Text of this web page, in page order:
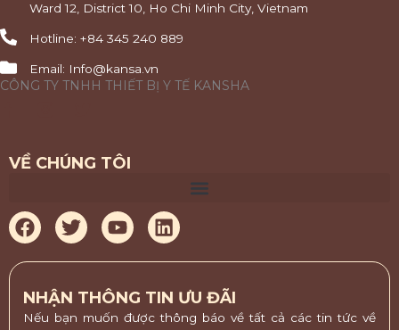
Ward 12, District 10, Ho Chi Minh City, Vietnam
Hotline: +84 345 240 889
Email: Info@kansa.vn
CÔNG TY TNHH THIẾT BỊ Y TẾ KANSHA
e
b
k
-
t
t
VỀ CHÚNG TÔI
F
a
c
b
o
T
w
i
t
e
Y
o
u
u
b
L
i
n
e
d
NHẬN THÔNG TIN ƯU ĐÃI
Nếu bạn muốn được thông báo về tất cả các tin tức về